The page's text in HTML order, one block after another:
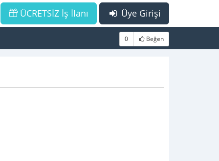
Üye Girişi
ÜCRETSİZ İş İlanı
0 Beğen